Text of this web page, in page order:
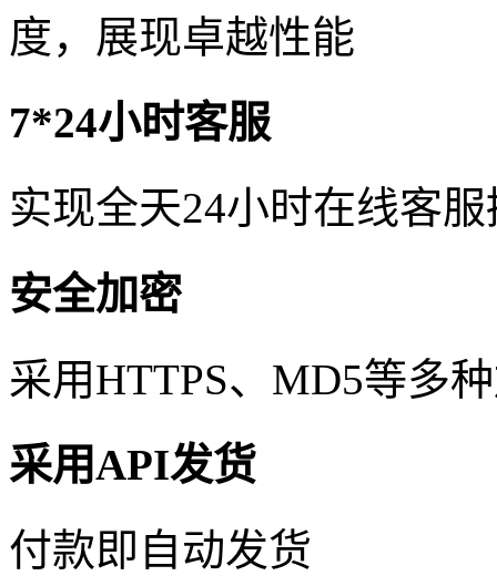
度，展现卓越性能
7*24小时客服
实现全天24小时在线客
安全加密
采用HTTPS、MD5等多
采用API发货
付款即自动发货